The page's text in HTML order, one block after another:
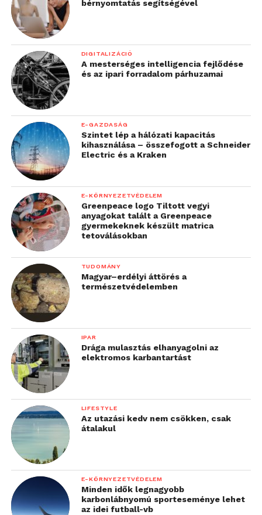
bérnyomtatás segítségével
DIGITALIZÁCIÓ
A mesterséges intelligencia fejlődése
és az ipari forradalom párhuzamai
E-GAZDASÁG
Szintet lép a hálózati kapacitás
kihasználása – összefogott a Schneider
Electric és a Kraken
E-KÖRNYEZETVÉDELEM
Greenpeace logo Tiltott vegyi
anyagokat talált a Greenpeace
gyermekeknek készült matrica
tetoválásokban
TUDOMÁNY
Magyar–erdélyi áttörés a
természetvédelemben
IPAR
Drága mulasztás elhanyagolni az
elektromos karbantartást
LIFESTYLE
Az utazási kedv nem csökken, csak
átalakul
E-KÖRNYEZETVÉDELEM
Minden idők legnagyobb
karbonlábnyomú sporteseménye lehet
az idei futball-vb